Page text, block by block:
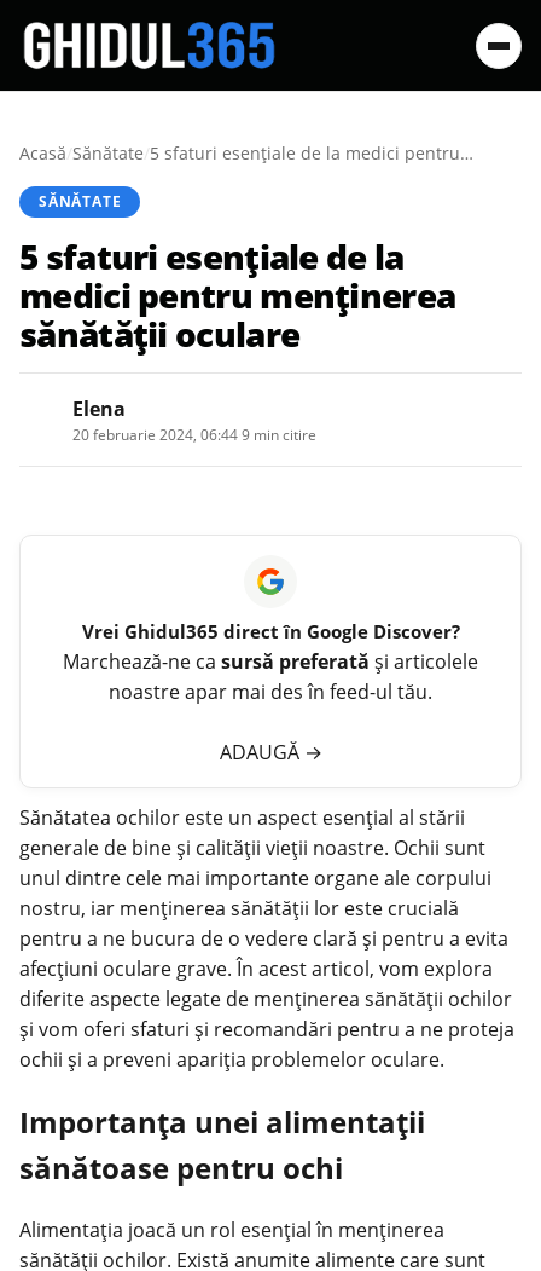
Acasă/Sănătate/ 5 sfaturi esențiale de la medici pentru menținerea sănătății oculare
SĂNĂTATE
5 sfaturi esențiale de la
medici pentru menținerea
sănătății oculare
Elena
20 februarie 2024, 06:449 min citire
Vrei Ghidul365 direct în Google Discover?
Marchează-ne ca sursă preferată și articolele
noastre apar mai des în feed-ul tău.
ADAUGĂ →
Sănătatea ochilor este un aspect esențial al stării
generale de bine și calității vieții noastre. Ochii sunt
unul dintre cele mai importante organe ale corpului
nostru, iar menținerea sănătății lor este crucială
pentru a ne bucura de o vedere clară și pentru a evita
afecțiuni oculare grave. În acest articol, vom explora
diferite aspecte legate de menținerea sănătății ochilor
și vom oferi sfaturi și recomandări pentru a ne proteja
ochii și a preveni apariția problemelor oculare.
Importanța unei alimentații
sănătoase pentru ochi
Alimentația joacă un rol esențial în menținerea
sănătății ochilor. Există anumite alimente care sunt